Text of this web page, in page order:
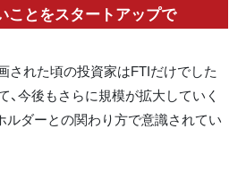
ことをスタートアップで
された頃の投資家はFTIだけでした
、今後もさらに規模が拡大していく
ルダーとの関わり方で意識されてい